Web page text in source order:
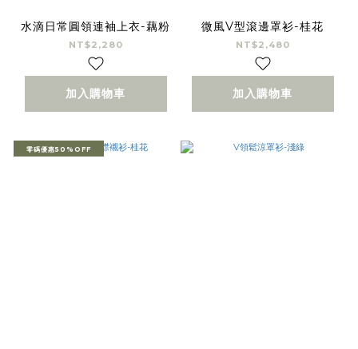
水滴日常圓領連袖上衣-藕粉
NT$2,280
加入購物車
微風V型滾邊罩衫-桂花
NT$2,480
加入購物車
零碼優惠50%OFF